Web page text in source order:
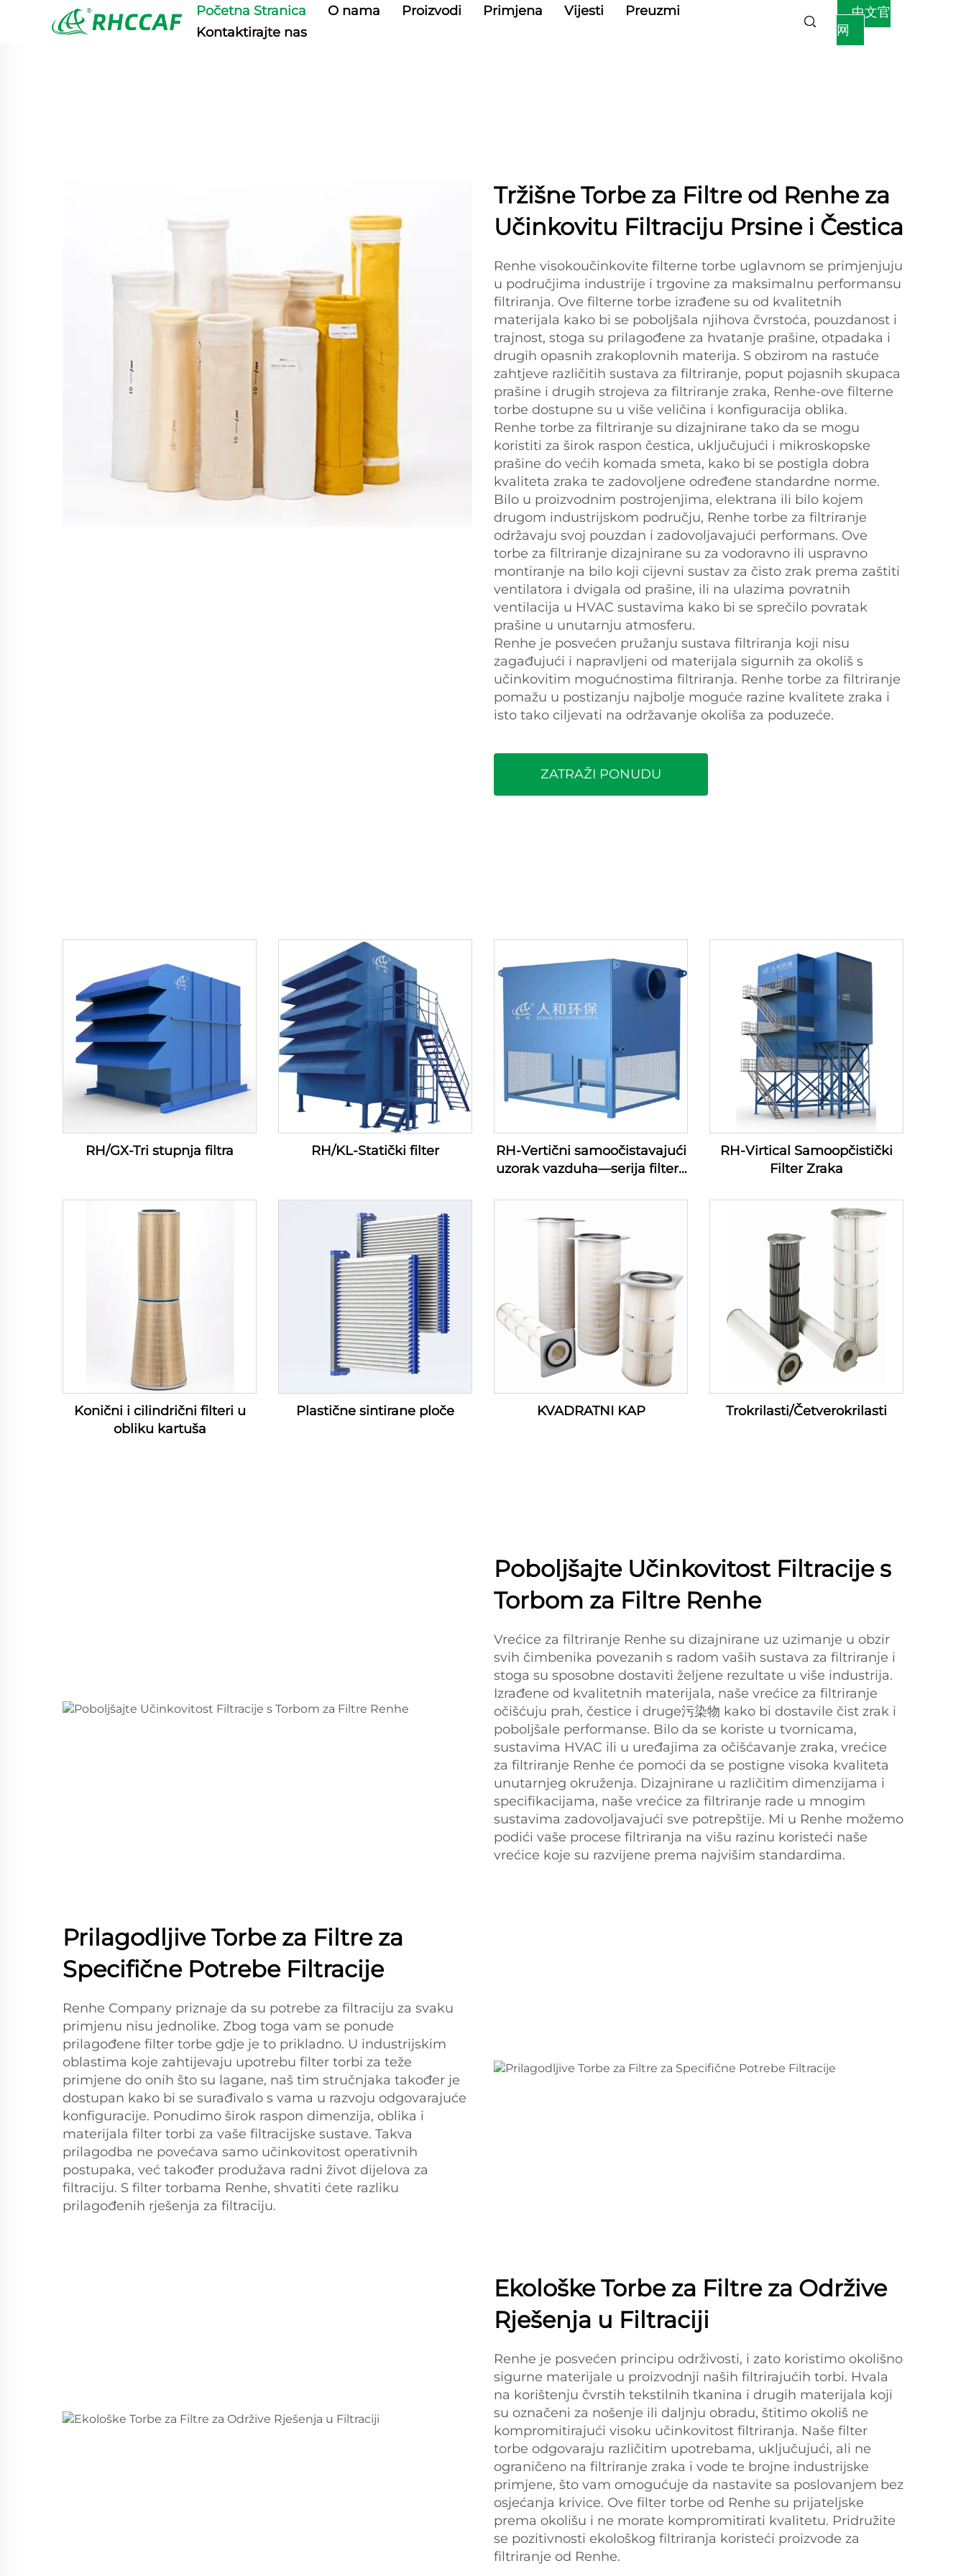
Početna Stranica O nama Proizvodi Primjena Vijesti
Preuzmi
Kontaktirajte nas
中文官
网
Tržišne Torbe za Filtre od Renhe za
Učinkovitu Filtraciju Prsine i Čestica
Renhe visokoučinkovite filterne torbe uglavnom se primjenjuju
u područjima industrije i trgovine za maksimalnu performansu
filtriranja. Ove filterne torbe izrađene su od kvalitetnih
materijala kako bi se poboljšala njihova čvrstoća, pouzdanost i
trajnost, stoga su prilagođene za hvatanje prašine, otpadaka i
drugih opasnih zrakoplovnih materija. S obzirom na rastuće
zahtjeve različitih sustava za filtriranje, poput pojasnih skupaca
prašine i drugih strojeva za filtriranje zraka, Renhe-ove filterne
torbe dostupne su u više veličina i konfiguracija oblika.
Renhe torbe za filtriranje su dizajnirane tako da se mogu
koristiti za širok raspon čestica, uključujući i mikroskopske
prašine do većih komada smeta, kako bi se postigla dobra
kvaliteta zraka te zadovoljene određene standardne norme.
Bilo u proizvodnim postrojenjima, elektrana ili bilo kojem
drugom industrijskom području, Renhe torbe za filtriranje
održavaju svoj pouzdan i zadovoljavajući performans. Ove
torbe za filtriranje dizajnirane su za vodoravno ili uspravno
montiranje na bilo koji cijevni sustav za čisto zrak prema zaštiti
ventilatora i dvigala od prašine, ili na ulazima povratnih
ventilacija u HVAC sustavima kako bi se sprečilo povratak
prašine u unutarnju atmosferu.
Renhe je posvećen pružanju sustava filtriranja koji nisu
zagađujući i napravljeni od materijala sigurnih za okoliš s
učinkovitim mogućnostima filtriranja. Renhe torbe za filtriranje
pomažu u postizanju najbolje moguće razine kvalitete zraka i
isto tako ciljevati na održavanje okoliša za poduzeće.
ZATRAŽI PONUDU
RH/GX-Tri stupnja filtra RH/KL-Statički filter
RH-Vertični samoočistavajući
uzorak vazduha—serija filtera
(100-1200m3/min)
RH-Virtical Samoopčistički
Filter Zraka
Konični i cilindrični filteri u
obliku kartuša
Plastične sintirane ploče KVADRATNI KAP Trokrilasti/Četverokrilasti
Poboljšajte Učinkovitost Filtracije s
Torbom za Filtre Renhe
Vrećice za filtriranje Renhe su dizajnirane uz uzimanje u obzir
svih čimbenika povezanih s radom vaših sustava za filtriranje i
stoga su sposobne dostaviti željene rezultate u više industrija.
Izrađene od kvalitetnih materijala, naše vrećice za filtriranje
očišćuju prah, čestice i druge污染物 kako bi dostavile čist zrak i
poboljšale performanse. Bilo da se koriste u tvornicama,
sustavima HVAC ili u uređajima za očišćavanje zraka, vrećice
za filtriranje Renhe će pomoći da se postigne visoka kvaliteta
unutarnjeg okruženja. Dizajnirane u različitim dimenzijama i
specifikacijama, naše vrećice za filtriranje rade u mnogim
sustavima zadovoljavajući sve potrepštije. Mi u Renhe možemo
podići vaše procese filtriranja na višu razinu koristeći naše
vrećice koje su razvijene prema najvišim standardima.
Prilagodljive Torbe za Filtre za
Specifične Potrebe Filtracije
Renhe Company priznaje da su potrebe za filtraciju za svaku
primjenu nisu jednolike. Zbog toga vam se ponude
prilagođene filter torbe gdje je to prikladno. U industrijskim
oblastima koje zahtijevaju upotrebu filter torbi za teže
primjene do onih što su lagane, naš tim stručnjaka također je
dostupan kako bi se surađivalo s vama u razvoju odgovarajuće
konfiguracije. Ponudimo širok raspon dimenzija, oblika i
materijala filter torbi za vaše filtracijske sustave. Takva
prilagodba ne povećava samo učinkovitost operativnih
postupaka, već također produžava radni život dijelova za
filtraciju. S filter torbama Renhe, shvatiti ćete razliku
prilagođenih rješenja za filtraciju.
Ekološke Torbe za Filtre za Održive
Rješenja u Filtraciji
Renhe je posvećen principu održivosti, i zato koristimo okolišno
sigurne materijale u proizvodnji naših filtrirajućih torbi. Hvala
na korištenju čvrstih tekstilnih tkanina i drugih materijala koji
su označeni za nošenje ili daljnju obradu, štitimo okoliš ne
kompromitirajući visoku učinkovitost filtriranja. Naše filter
torbe odgovaraju različitim upotrebama, uključujući, ali ne
ograničeno na filtriranje zraka i vode te brojne industrijske
primjene, što vam omogućuje da nastavite sa poslovanjem bez
osjećanja krivice. Ove filter torbe od Renhe su prijateljske
prema okolišu i ne morate kompromitirati kvalitetu. Pridružite
se pozitivnosti ekološkog filtriranja koristeći proizvode za
filtriranje od Renhe.